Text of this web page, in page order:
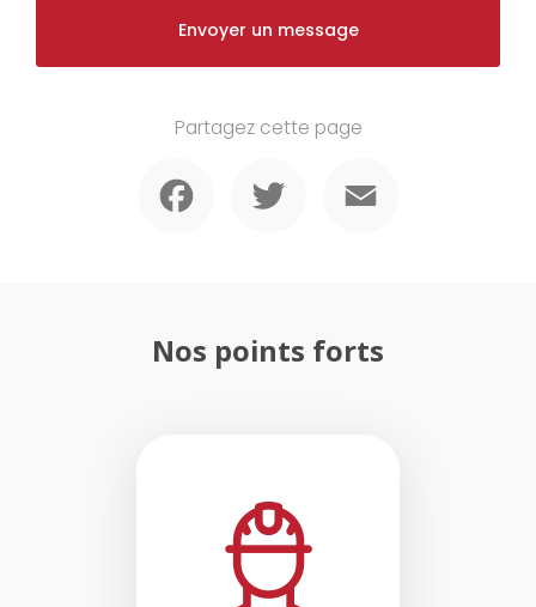
Envoyer un message
Partagez cette page
Nos points forts